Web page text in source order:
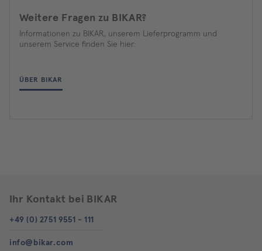
Weitere Fragen zu BIKAR?
Informationen zu BIKAR, unserem Lieferprogramm und
unserem Service finden Sie hier:
ÜBER BIKAR
Ihr Kontakt bei BIKAR
+49 (0) 2751 9551 - 111
info@bikar.com